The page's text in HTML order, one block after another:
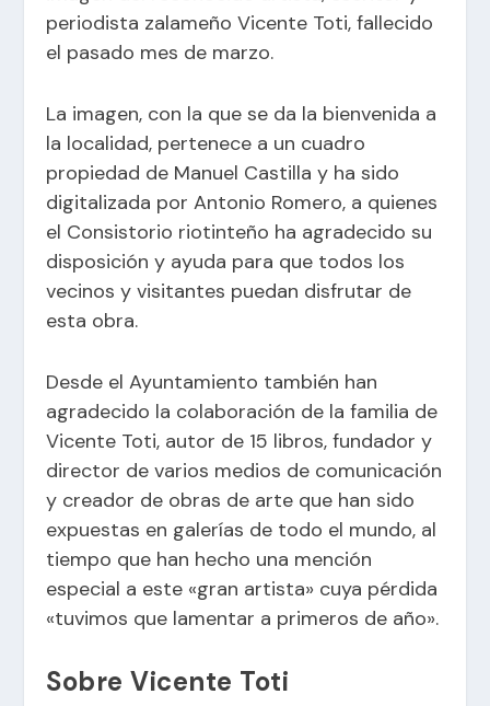
periodista zalameño Vicente Toti, fallecido
el pasado mes de marzo.
La imagen, con la que se da la bienvenida a
la localidad, pertenece a un cuadro
propiedad de Manuel Castilla y ha sido
digitalizada por Antonio Romero, a quienes
el Consistorio riotinteño ha agradecido su
disposición y ayuda para que todos los
vecinos y visitantes puedan disfrutar de
esta obra.
Desde el Ayuntamiento también han
agradecido la colaboración de la familia de
Vicente Toti, autor de 15 libros, fundador y
director de varios medios de comunicación
y creador de obras de arte que han sido
expuestas en galerías de todo el mundo, al
tiempo que han hecho una mención
especial a este «gran artista» cuya pérdida
«tuvimos que lamentar a primeros de año».
Sobre Vicente Toti